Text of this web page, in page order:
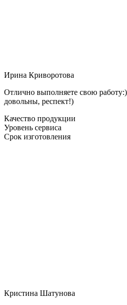
Ирина Криворотова
Отлично выполняете свою работу:)
довольны, респект!)
Качество продукции
Уровень сервиса
Срок изготовления
Кристина Шатунова